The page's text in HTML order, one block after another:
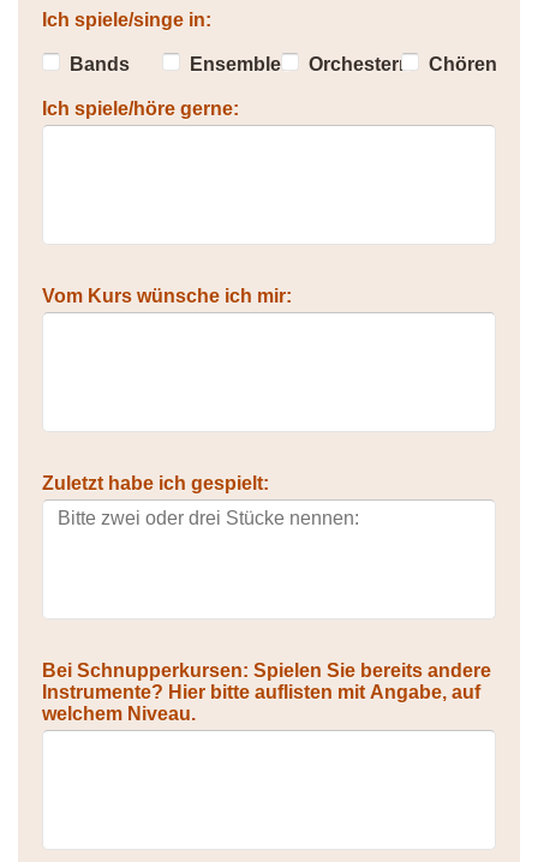
Ich spiele/singe in:
Bands Ensembles Orchestern Chören
Ich spiele/höre gerne:
Vom Kurs wünsche ich mir:
Zuletzt habe ich gespielt:
Bei Schnupperkursen: Spielen Sie bereits andere
Instrumente? Hier bitte auflisten mit Angabe, auf
welchem Niveau.